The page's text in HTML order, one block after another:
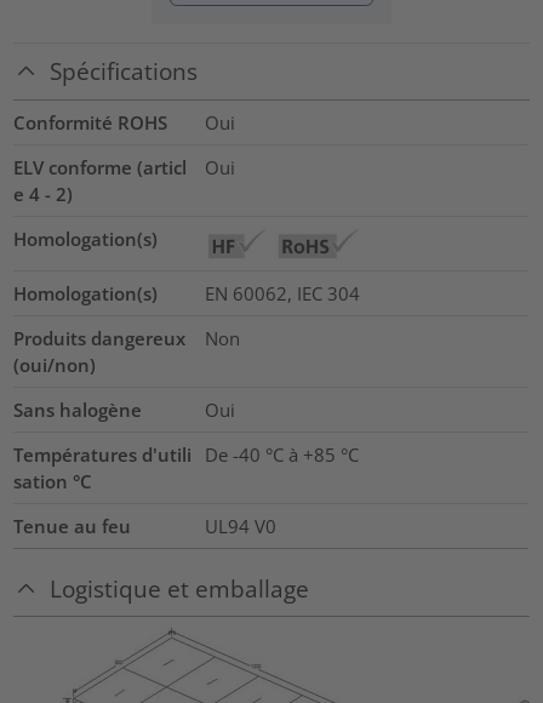
Spécifications
Conformité ROHS
Oui
ELV conforme (articl
e 4 - 2)
Oui
Homologation(s)
Homologation(s)
EN 60062, IEC 304
Produits dangereux
(oui/non)
Non
Sans halogène
Oui
Températures d'utili
sation °C
De -40 °C à +85 °C
Tenue au feu UL94 V0
Logistique et emballage